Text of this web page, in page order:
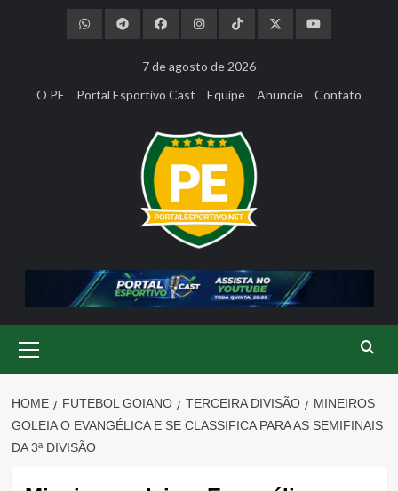
7 de agosto de 2026
O PE
Portal Esportivo Cast Equipe Anuncie Contato
Menu
HOME FUTEBOL GOIANO TERCEIRA DIVISÃO
MINEIROS
GOLEIA O EVANGÉLICA E SE CLASSIFICA PARA AS SEMIFINAIS
DA 3ª DIVISÃO